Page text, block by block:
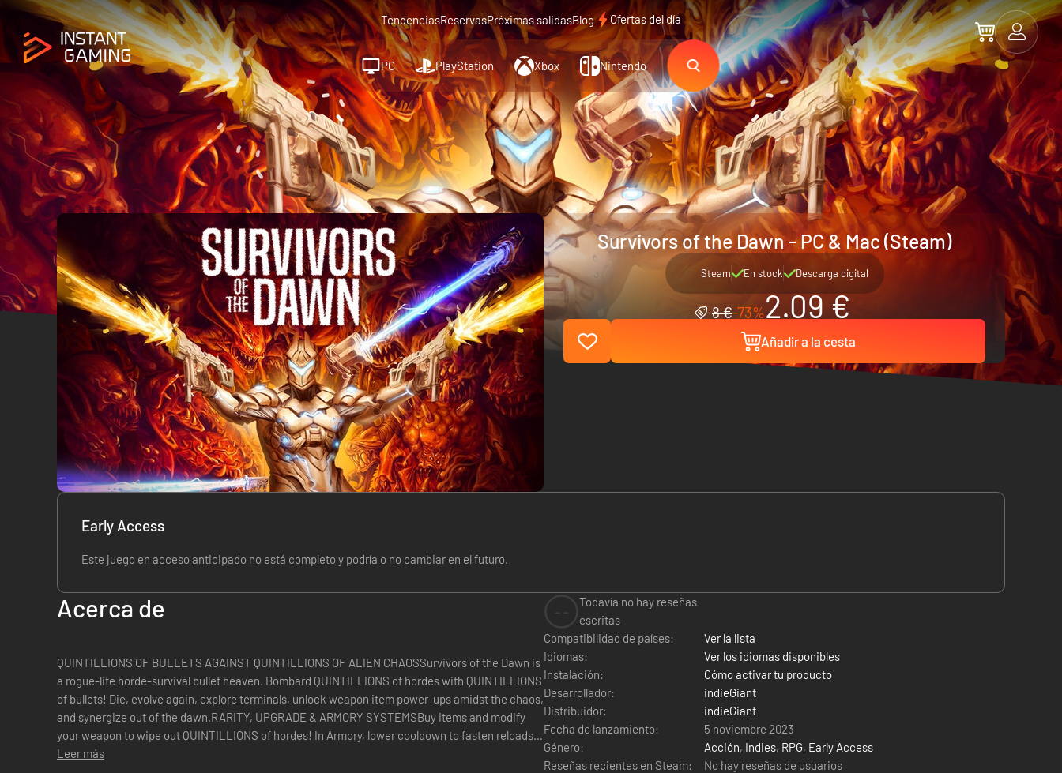
TendenciasReservasPróximas salidasBlog Ofertas del día
PC PlayStation Xbox Nintendo
Survivors of the Dawn - PC & Mac (Steam)
Steam En stock Descarga digital
8 €-73%2.09 €
Añadir a la cesta
Early Access
Este juego en acceso anticipado no está completo y podría o no cambiar en el futuro.
Acerca de
QUINTILLIONS OF BULLETS AGAINST QUINTILLIONS OF ALIEN CHAOSSurvivors of the Dawn is
a rogue-lite horde-survival bullet heaven. Bombard QUINTILLIONS of hordes with QUINTILLIONS
of bullets! Die, evolve again, explore terminals, unlock weapon item power-ups amidst the chaos,
and synergize out of the dawn.RARITY, UPGRADE & ARMORY SYSTEMSBuy items and modify
your weapon to wipe out QUINTILLIONS of hordes! In Armory, lower cooldown to fasten reloads,
speed up your shots, thin the hordes with pierc...
Leer más
Todavía no hay reseñas
escritas
Compatibilidad de países:
Ver la lista
Idiomas:
Ver los idiomas disponibles
Instalación:
Cómo activar tu producto
Desarrollador:
indieGiant
Distribuidor:
indieGiant
Fecha de lanzamiento:
5 noviembre 2023
Género:
Acción, Indies, RPG, Early Access
Reseñas recientes en Steam:
No hay reseñas de usuarios